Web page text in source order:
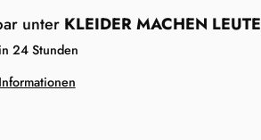
unter KLEIDER MACHEN LEUTE
24 Stunden